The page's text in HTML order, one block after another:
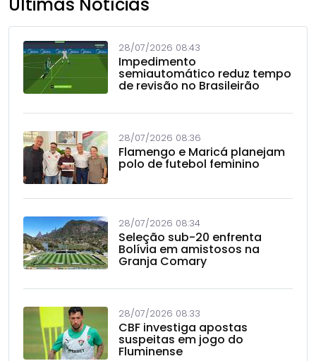
Últimas Notícias
28/07/2026 08:43
Impedimento
semiautomático reduz tempo
de revisão no Brasileirão
28/07/2026 08:36
Flamengo e Maricá planejam
polo de futebol feminino
28/07/2026 08:34
Seleção sub-20 enfrenta
Bolívia em amistosos na
Granja Comary
28/07/2026 08:33
CBF investiga apostas
suspeitas em jogo do
Fluminense